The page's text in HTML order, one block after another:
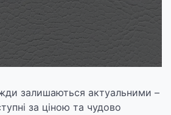
залишаються актуальними –
за ціною та чудово